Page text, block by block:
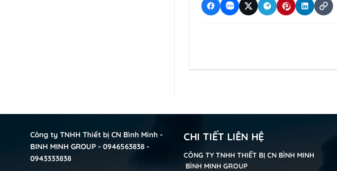
Công ty TNHH Thiết bị CN Bình Minh -
BINH MINH GROUP - 0946563838 -
0943333838
CHI TIẾT LIÊN HỆ
CÔNG TY TNHH THIẾT BỊ CN BÌNH MINH
BÌNH MINH GROUP